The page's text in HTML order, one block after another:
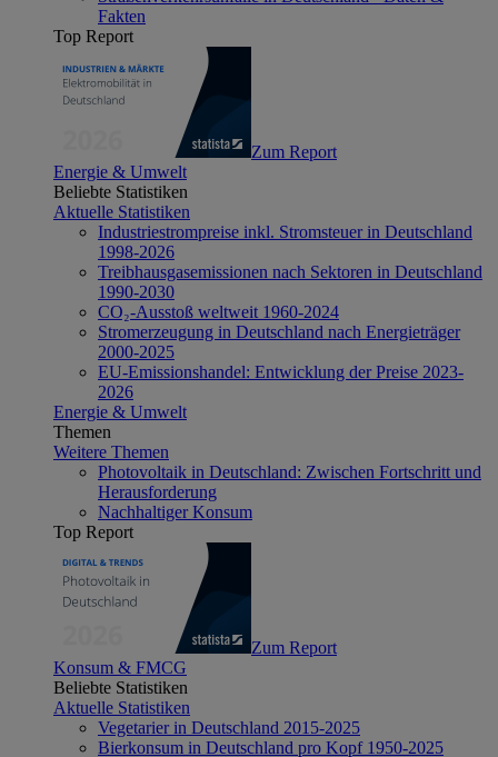
Fakten
Top Report
Zum Report
Energie & Umwelt
Beliebte Statistiken
Aktuelle Statistiken
Industriestrompreise inkl. Stromsteuer in Deutschland
1998-2026
Treibhausgasemissionen nach Sektoren in Deutschland
1990-2030
CO₂-Ausstoß weltweit 1960-2024
Stromerzeugung in Deutschland nach Energieträger
2000-2025
EU-Emissionshandel: Entwicklung der Preise 2023-
2026
Energie & Umwelt
Themen
Weitere Themen
Photovoltaik in Deutschland: Zwischen Fortschritt und
Herausforderung
Nachhaltiger Konsum
Top Report
Zum Report
Konsum & FMCG
Beliebte Statistiken
Aktuelle Statistiken
Vegetarier in Deutschland 2015-2025
Bierkonsum in Deutschland pro Kopf 1950-2025